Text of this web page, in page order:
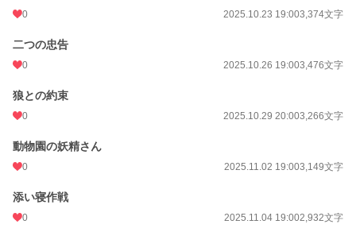
0 2025.10.23 19:003,374文字
二つの忠告
0 2025.10.26 19:003,476文字
狼との約束
0 2025.10.29 20:003,266文字
動物園の妖精さん
0 2025.11.02 19:003,149文字
添い寝作戦
0 2025.11.04 19:002,932文字